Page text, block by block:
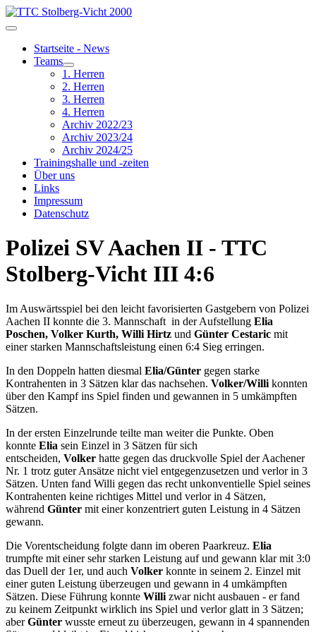
Startseite - News
Teams
1. Herren
2. Herren
3. Herren
4. Herren
Archiv 2022/23
Archiv 2023/24
Archiv 2024/25
Trainingshalle und -zeiten
Über uns
Links
Impressum
Datenschutz
Polizei SV Aachen II - TTC
Stolberg-Vicht III 4:6
Im Auswärtsspiel bei den leicht favorisierten Gastgebern von Polizei
Aachen II konnte die 3. Mannschaft in der Aufstellung Elia
Poschen, Volker Kurth, Willi Hirtz und Günter Cestaric mit
einer starken Mannschaftsleistung einen 6:4 Sieg erringen.
In den Doppeln hatten diesmal Elia/Günter gegen starke
Kontrahenten in 3 Sätzen klar das nachsehen. Volker/Willi konnten
über den Kampf ins Spiel finden und gewannen in 5 umkämpften
Sätzen.
In der ersten Einzelrunde teilte man weiter die Punkte. Oben
konnte Elia sein Einzel in 3 Sätzen für sich
entscheiden, Volker hatte gegen das druckvolle Spiel der Aachener
Nr. 1 trotz guter Ansätze nicht viel entgegenzusetzen und verlor in 3
Sätzen. Unten fand Willi gegen das recht unkonventielle Spiel seines
Kontrahenten keine richtiges Mittel und verlor in 4 Sätzen,
während Günter mit einer konzentriert guten Leistung in 4 Sätzen
gewann.
Die Vorentscheidung folgte dann im oberen Paarkreuz. Elia
trumpfte mit einer sehr starken Leistung auf und gewann klar mit 3:0
das Duell der 1er, und auch Volker konnte in seinem 2. Einzel mit
einer guten Leistung überzeugen und gewann in 4 umkämpften
Sätzen. Diese Führung konnte Willi zwar nicht ausbauen - er fand
zu keinem Zeitpunkt wirklich ins Spiel und verlor glatt in 3 Sätzen;
aberGünter wusste erneut zu überzeugen, gewann in 4 spannenden